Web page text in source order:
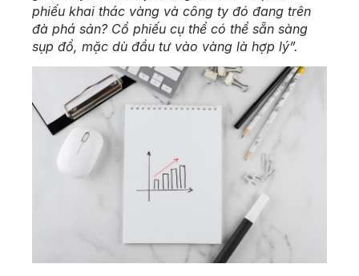
phiếu khai thác vàng và công ty đó đang trên
đà phá sản? Cổ phiếu cụ thể có thể sẵn sàng
sụp đổ, mặc dù đầu tư vào vàng là hợp lý”.